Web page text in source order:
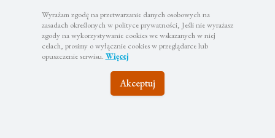
Wyrażam zgodę na przetwarzanie danych osobowych na
zasadach określonych w polityce prywatności, Jeśli nie wyrażasz
zgody na wykorzystywanie cookies we wskazanych w niej
celach, prosimy o wyłącznie cookies w przeglądarce lub
opuszczenie serwisu. Więcej
Akceptuj